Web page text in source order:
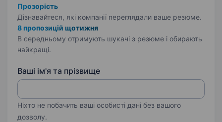
Прозорість
Дізнавайтеся, які компанії переглядали ваше резюме.
8 пропозицій щотижня
В середньому отримують шукачі з резюме і обирають
найкращі.
Ваші ім'я та прізвище
Ніхто не побачить ваші особисті дані без вашого
дозволу.